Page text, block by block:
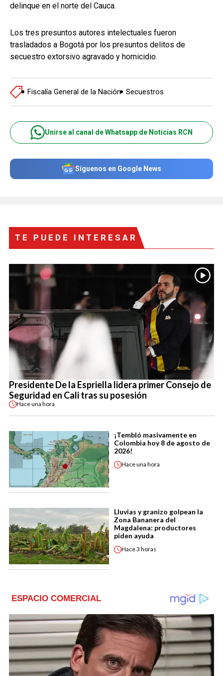
delinque en el norte del Cauca.
Los tres presuntos autores intelectuales fueron
trasladados a Bogotá por los presuntos delitos de
secuestro extorsivo agravado y homicidio.
Fiscalía General de la Nación Secuestros
Unirse al canal de Whatsapp de Noticias RCN
Síguenos en Google News
TE PUEDE INTERESAR
Presidente De la Espriella lidera primer Consejo de
Seguridad en Cali tras su posesión
Haceuna hora
¡Tembló masivamente en
Colombia hoy 8 de agosto de
2026!
Haceuna hora
Lluvias y granizo golpean la
Zona Bananera del
Magdalena: productores
piden ayuda
Hace3 horas